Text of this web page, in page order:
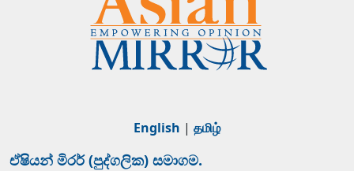
English | தமிழ்
ඒෂියන් මිරර් (පුද්ගලික) සමාගම.